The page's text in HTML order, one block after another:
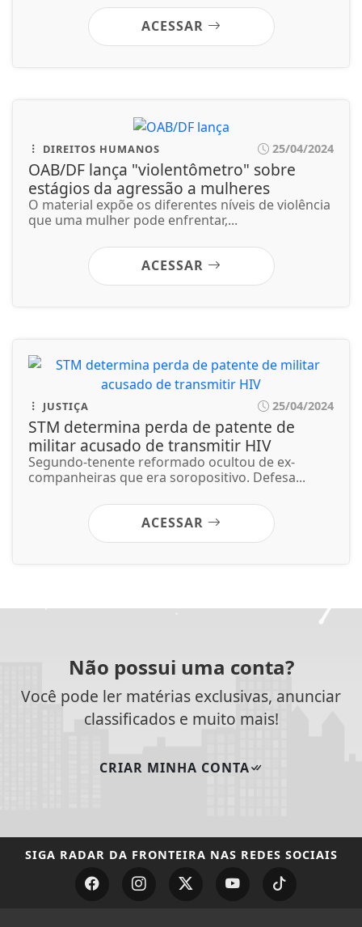
ACESSAR
DIREITOS HUMANOS 25/04/2024
OAB/DF lança "violentômetro" sobre
estágios da agressão a mulheres
O material expõe os diferentes níveis de violência
que uma mulher pode enfrentar,...
ACESSAR
JUSTIÇA 25/04/2024
STM determina perda de patente de
militar acusado de transmitir HIV
Segundo-tenente reformado ocultou de ex-
companheiras que era soropositivo. Defesa...
ACESSAR
Não possui uma conta?
Você pode ler matérias exclusivas, anunciar
classificados e muito mais!
CRIAR MINHA CONTA
SIGA RADAR DA FRONTEIRA NAS REDES SOCIAIS